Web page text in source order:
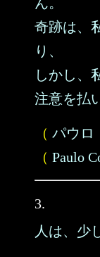
奇跡は、
り、
しかし、
注意を払
（ パウロ
（ Paulo
3.
人は、少